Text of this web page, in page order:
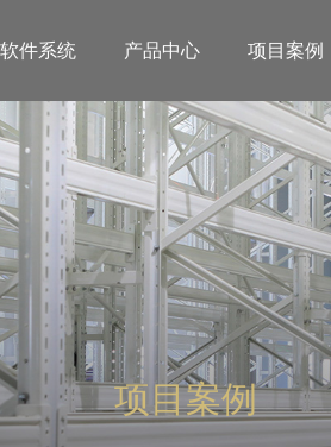
软件系统 产品中心 项目案例
项目案例